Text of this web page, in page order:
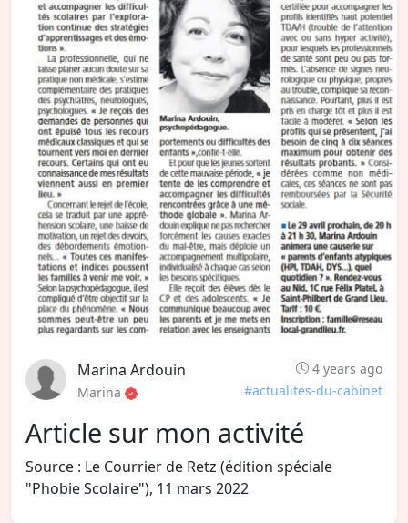
Marina Ardouin
4 years ago
Marina
#actualites-du-cabinet
Article sur mon activité
Source : Le Courrier de Retz (édition spéciale
"Phobie Scolaire"), 11 mars 2022